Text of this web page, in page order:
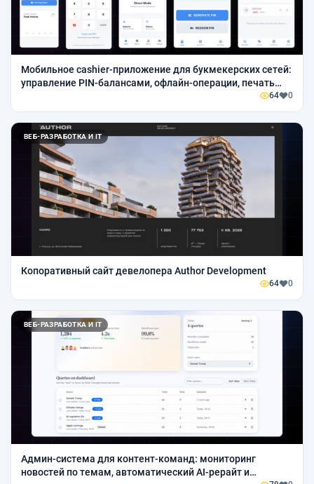
Мобильное cashier-приложение для букмекерских сетей:
управление PIN-балансами, офлайн-операции, печать
масштабирование
64 0
ВЕБ-РАЗРАБОТКА И IT
Копоративный сайт девелопера Author Development
64 0
ВЕБ-РАЗРАБОТКА И IT
Админ-система для контент-команд: мониторинг
новостей по темам, автоматический AI-рерайт и